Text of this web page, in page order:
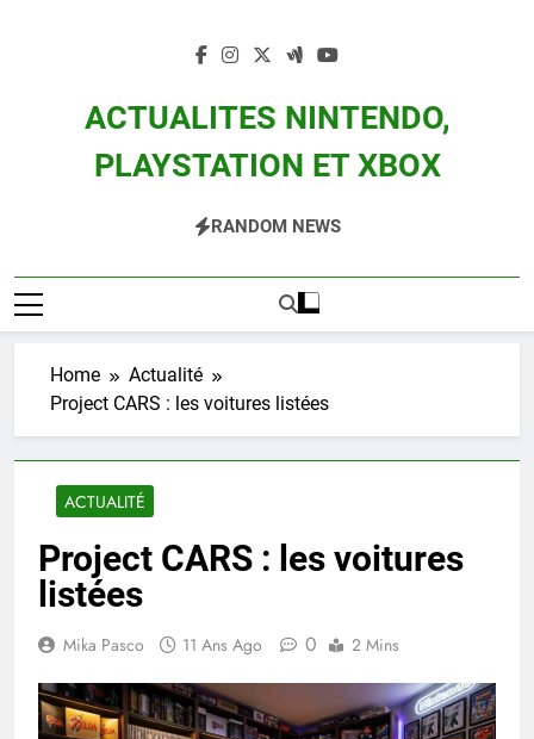
ACTUALITES NINTENDO,
PLAYSTATION ET XBOX
Zelda, Splatoon, Pokemon Entre Autres
RANDOM NEWS
Home
Actualité
Project CARS : les voitures listées
ACTUALITÉ
Project CARS : les voitures
listées
Mika Pasco 11 Ans Ago 0 2 Mins